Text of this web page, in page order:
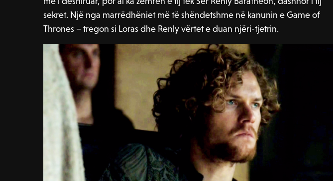
sekret. Një nga marrëdhëniet më të shëndetshme në kanunin e Game of
Thrones – tregon si Loras dhe Renly vërtet e duan njëri-tjetrin.